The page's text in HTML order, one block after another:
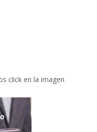
click en la imagen